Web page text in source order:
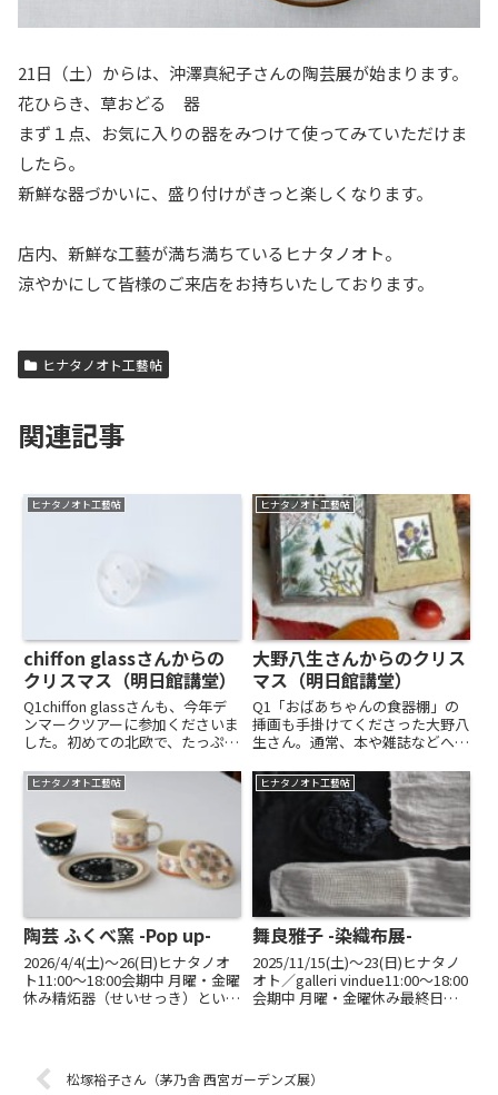
21日（土）からは、沖澤真紀子さんの陶芸展が始まります。
花ひらき、草おどる 器
まず１点、お気に入りの器をみつけて使ってみていただけま
したら。
新鮮な器づかいに、盛り付けがきっと楽しくなります。
店内、新鮮な工藝が満ち満ちているヒナタノオト。
涼やかにして皆様のご来店をお持ちいたしております。
ヒナタノオト工藝帖
関連記事
ヒナタノオト工藝帖
chiffon glassさんからの
クリスマス（明日館講堂）
Q1chiffon glassさんも、今年デ
ンマークツアーに参加くださいま
した。初めての北欧で、たっぷり
chiffon glassさん。今展にはどの
ような作品を出品くださいます
か。A1作品名 ニュアージュ
（雲）冬の...
ヒナタノオト工藝帖
大野八生さんからのクリス
マス（明日館講堂）
Q1「おばあちゃんの食器棚」の
挿画も手掛けてくださった大野八
生さん。通常、本や雑誌などへの
で、絵の販売はされていないので
すが、今展には「友情出演」！的
にありがたくもご参加くださいま
した。これがすでにクリスマス
ヒナタノオト工藝帖
陶芸 ふくべ窯 -Pop up-
2026/4/4(土)〜26(日)ヒナタノオ
ト11:00～18:00会期中 月曜・金曜
休み精炻器（せいせっき）という
の焼き物は、化粧土を使った立体
的...
ヒナタノオト工藝帖
舞良雅子 -染織布展-
2025/11/15(土)〜23(日)ヒナタノ
オト／galleri vindue11:00～18:00
会期中 月曜・金曜休み最終日
のイマジネーシ...
松塚裕子さん（茅乃舎 西宮ガーデンズ展）